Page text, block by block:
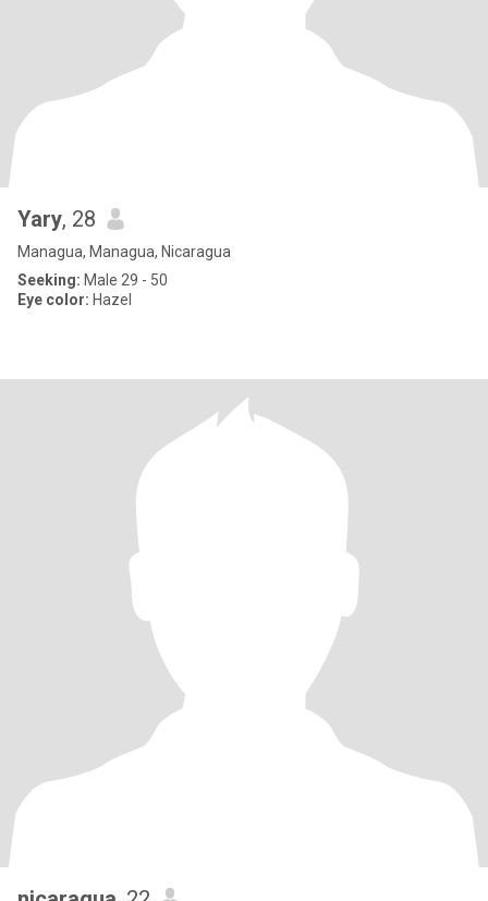
Yary, 28
Managua, Managua, Nicaragua
Seeking: Male 29 - 50
Eye color: Hazel